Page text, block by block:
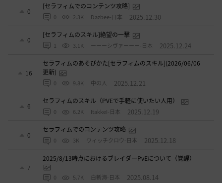
0
[セラフィムでのコンテンツ攻略]
0 2.3K Dazbee-日本 2025.12.30
0
[セラフィムのスキル]絶望の一撃
1 3.1K ーーーシヴァーーー-日本 2025.12.24
16
セラフィムのあそびかた[セラフィムのスキル](2026/06/06
更新)
0 9.8K 中の人 2025.12.21
6
セラフィムのスキル（PVEで手軽に使いたい人用）
0 6.2K ItakkeI-日本 2025.12.19
0
セラフィムでのコンテンツ攻略
0 3K ウィッチクロウ-日本 2025.12.18
7
2025/8/13時点におけるブレイダーPvEについて（覚醒）
0 5.7K 白斬海-日本 2025.08.14